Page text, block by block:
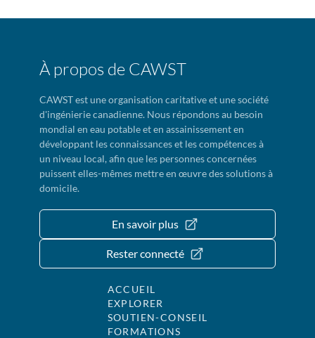
À propos de CAWST
CAWST est une organisation caritative et une société
d'ingénierie canadienne. Nous répondons au besoin
mondial en eau potable et en assainissement en
développant les connaissances et les compétences à
un niveau local, afin que les personnes concernées
puissent elles-mêmes mettre en œuvre des solutions à
domicile.
En savoir plus
Rester connecté
ACCUEIL
EXPLORER
SOUTIEN-CONSEIL
FORMATIONS